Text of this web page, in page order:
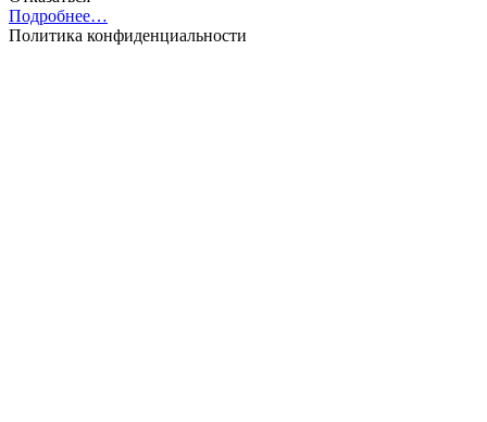
Подробнее…
Политика конфиденциальности